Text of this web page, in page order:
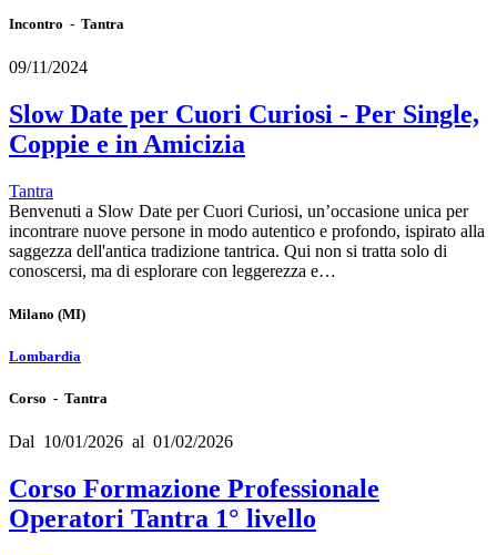
Incontro - Tantra
09/11/2024
Slow Date per Cuori Curiosi - Per Single,
Coppie e in Amicizia
Tantra
Benvenuti a Slow Date per Cuori Curiosi, un’occasione unica per
incontrare nuove persone in modo autentico e profondo, ispirato alla
saggezza dell'antica tradizione tantrica. Qui non si tratta solo di
conoscersi, ma di esplorare con leggerezza e…
Milano (MI)
Lombardia
Corso - Tantra
Dal 10/01/2026 al 01/02/2026
Corso Formazione Professionale
Operatori Tantra 1° livello